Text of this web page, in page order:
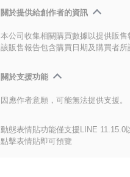
關於提供給創作者的資訊
本公司收集相關購買數據以提供販售
該販售報告包含購買日期及購買者
關於支援功能
因應作者意願，可能無法提供支援。
動態表情貼功能僅支援LINE 11.15.0
點擊表情貼即可預覽